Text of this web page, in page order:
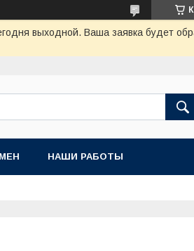
выходной. Ваша заявка будет
НАШИ РАБОТЫ